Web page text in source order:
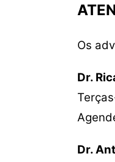
Os
Dr.
Dr.